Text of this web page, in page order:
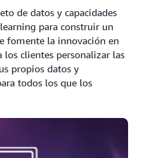
de datos y capacidades
para construir un
fomente la innovación en
clientes personalizar las
propios datos y
todos los que los